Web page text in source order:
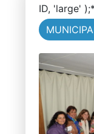
ID, 'large'